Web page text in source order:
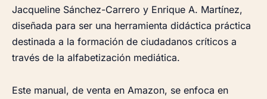
Jacqueline Sánchez-Carrero y Enrique A. Martínez,
diseñada para ser una herramienta didáctica práctica
destinada a la formación de ciudadanos críticos a
través de la alfabetización mediática.
Este manual, de venta en Amazon, se enfoca en